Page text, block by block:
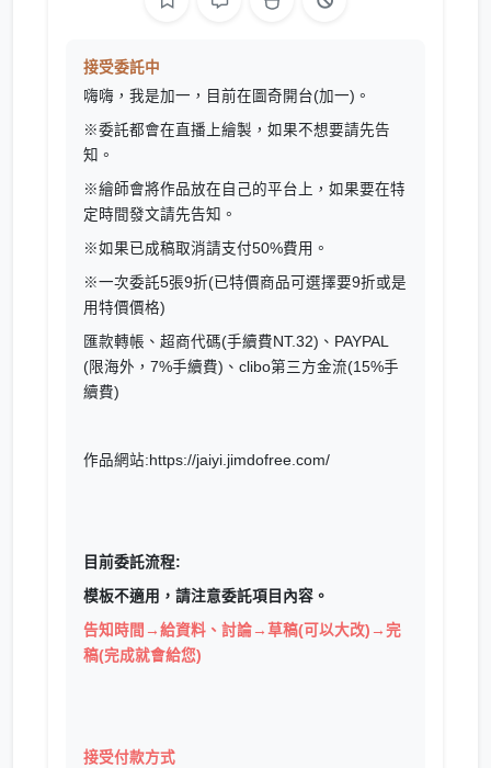
接受委託中
嗨嗨，我是加一，目前在圖奇開台(加一)。
※委託都會在直播上繪製，如果不想要請先告
知。
※繪師會將作品放在自己的平台上，如果要在特
定時間發文請先告知。
※如果已成稿取消請支付50%費用。
※一次委託5張9折(已特價商品可選擇要9折或是
用特價價格)
匯款轉帳、超商代碼(手續費NT.32)、PAYPAL
(限海外，7%手續費)、clibo第三方金流(15%手
續費)
作品網站:https://jaiyi.jimdofree.com/
目前委託流程:
模板不適用，請注意委託項目內容。
告知時間→給資料、討論→草稿(可以大改)→完
稿(完成就會給您)
接受付款方式